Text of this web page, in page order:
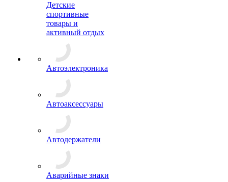
Детские
спортивные
товары и
активный отдых
Автоэлектроника
Автоаксессуары
Автодержатели
Аварийные знаки